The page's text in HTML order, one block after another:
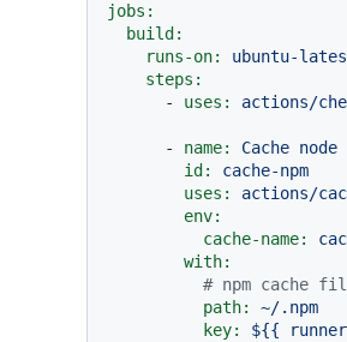
jobs:
build:
runs-on:
ubuntu-
steps:
-
uses: actions/
- name: Cache node
id:
cache-npm
uses:
actions/
env:
cache-name:
with:
# npm cache
path:
~/.npm
key:
${{